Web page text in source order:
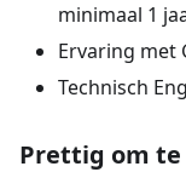
minimaal 1
Ervaring met
Technisch
Prettig om te